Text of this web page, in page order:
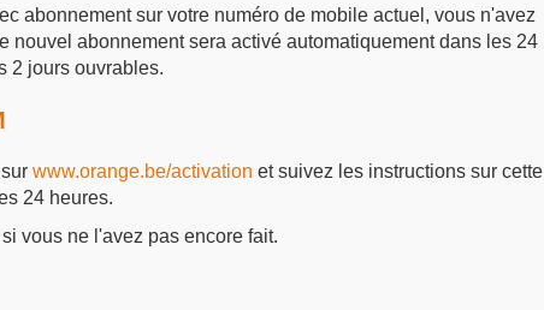
abonnement sur votre numéro de mobile actuel, vous n'avez
nouvel abonnement sera activé automatiquement dans les 24
2 jours ouvrables.
www.orange.be/activation et suivez les instructions sur cette
24 heures.
vous ne l'avez pas encore fait.